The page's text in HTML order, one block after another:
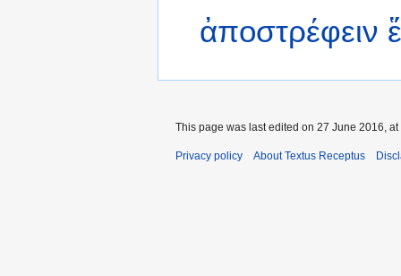
ἀποστρέφειν
This page was last edited on 27 June 2016, at
Privacy policy About Textus Receptus